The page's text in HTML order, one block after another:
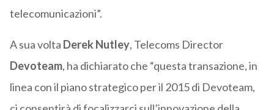
telecomunicazioni”.
A sua volta Derek Nutley, Telecoms Director
Devoteam, ha dichiarato che “questa transazione, in
linea con il piano strategico per il 2015 di Devoteam,